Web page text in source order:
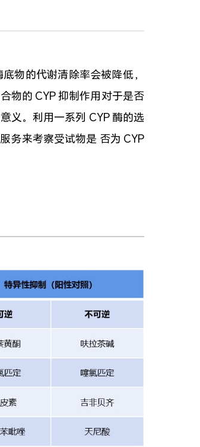
物的代谢清除率会被降低，
物的 CYP 抑制作用对于是否
义。利用一系列 CYP 酶的选
务来考察受试物是 否为 CYP